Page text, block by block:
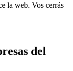
la web. Vos cerrás
del